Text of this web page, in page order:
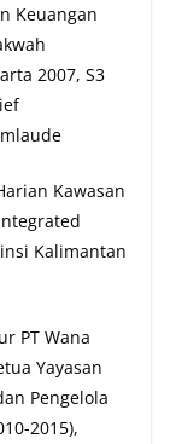
Keuangan
2007, S3
Kawasan
Kalimantan
PT Wana
Yayasan
Pengelola
2015),